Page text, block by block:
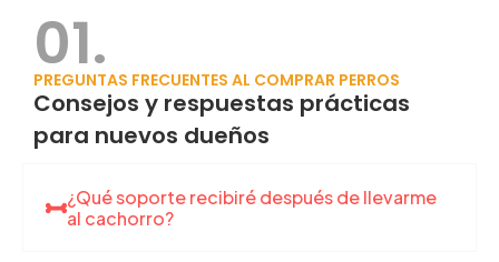
01.
PREGUNTAS FRECUENTES AL COMPRAR PERROS
Consejos y respuestas prácticas
para nuevos dueños
¿Qué soporte recibiré después de llevarme
al cachorro?